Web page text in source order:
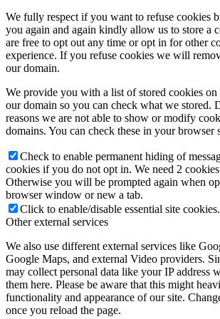
We fully respect if you want to refuse cookies
you again and again kindly allow us to store a
are free to opt out any time or opt in for other
experience. If you refuse cookies we will
our domain.
We provide you with a list of stored cookies
our domain so you can check what we stored.
reasons we are not able to show or modify
domains. You can check these in your browser
Check to enable permanent hiding of
cookies if you do not opt in. We need 2
Otherwise you will be prompted again when
browser window or new a tab.
Click to enable/disable essential site cookies.
Other external services
We also use different external services like
Google Maps, and external Video providers.
may collect personal data like your IP address
them here. Please be aware that this might
functionality and appearance of our site.
once you reload the page.